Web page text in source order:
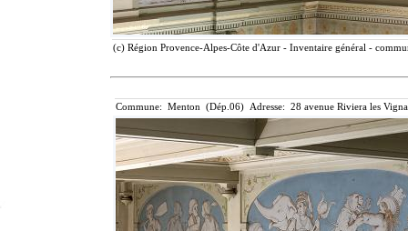
(c) Région Provence-Alpes-Côte d'Azur - Inventaire général -
Commune: Menton (Dép.06) Adresse: 28 avenue Riviera les